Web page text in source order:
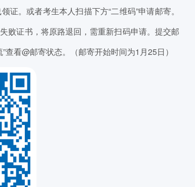
。或者考生本人扫描下方“二维码”申请邮寄。
败证书，将原路退回，需重新扫码申请。提交邮
看@邮寄状态。（邮寄开始时间为1月25日）